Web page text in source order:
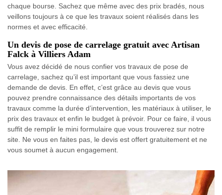
chaque bourse. Sachez que même avec des prix bradés, nous
veillons toujours à ce que les travaux soient réalisés dans les
normes et avec efficacité.
Un devis de pose de carrelage gratuit avec Artisan
Falck à Villiers Adam
Vous avez décidé de nous confier vos travaux de pose de
carrelage, sachez qu’il est important que vous fassiez une
demande de devis. En effet, c’est grâce au devis que vous
pouvez prendre connaissance des détails importants de vos
travaux comme la durée d’intervention, les matériaux à utiliser, le
prix des travaux et enfin le budget à prévoir. Pour ce faire, il vous
suffit de remplir le mini formulaire que vous trouverez sur notre
site. Ne vous en faites pas, le devis est offert gratuitement et ne
vous soumet à aucun engagement.